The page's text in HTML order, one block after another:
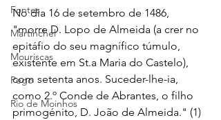
Fontes
Martinchel
Mouriscas
Pego
Rio de Moinhos
No dia 16 de setembro de 1486,
"morre D. Lopo de Almeida (a crer no
epitáfio do seu magnífico túmulo,
existente em St.a Maria do Castelo),
com setenta anos. Suceder-lhe-ia,
como 2.º Conde de Abrantes, o filho
primogénito, D. João de Almeida." (1)